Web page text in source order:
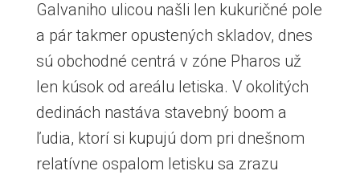
Galvaniho ulicou našli len kukuričné pole
a pár takmer opustených skladov, dnes
sú obchodné centrá v zóne Pharos už
len kúsok od areálu letiska. V okolitých
dedinách nastáva stavebný boom a
ľudia, ktorí si kupujú dom pri dnešnom
relatívne ospalom letisku sa zrazu